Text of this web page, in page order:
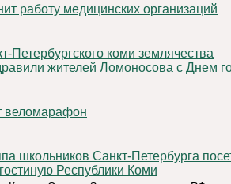
работу медицинских организаций
жителей Ломоносова с Днем
веломарафон
Республики Коми